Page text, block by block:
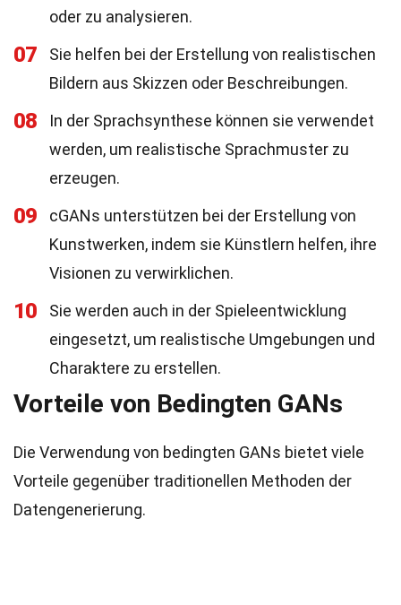
oder zu analysieren.
07
Sie helfen bei der Erstellung von realistischen
Bildern aus Skizzen oder Beschreibungen.
08
In der Sprachsynthese können sie verwendet
werden, um realistische Sprachmuster zu
erzeugen.
09
cGANs unterstützen bei der Erstellung von
Kunstwerken, indem sie Künstlern helfen, ihre
Visionen zu verwirklichen.
10
Sie werden auch in der Spieleentwicklung
eingesetzt, um realistische Umgebungen und
Charaktere zu erstellen.
Vorteile von Bedingten GANs
Die Verwendung von bedingten GANs bietet viele
Vorteile gegenüber traditionellen Methoden der
Datengenerierung.